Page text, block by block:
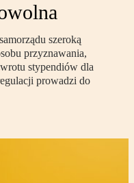
szeroką
przyznawania,
stypendiów dla
prowadzi do